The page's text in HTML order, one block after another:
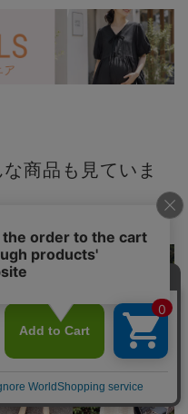
商品も見ていま